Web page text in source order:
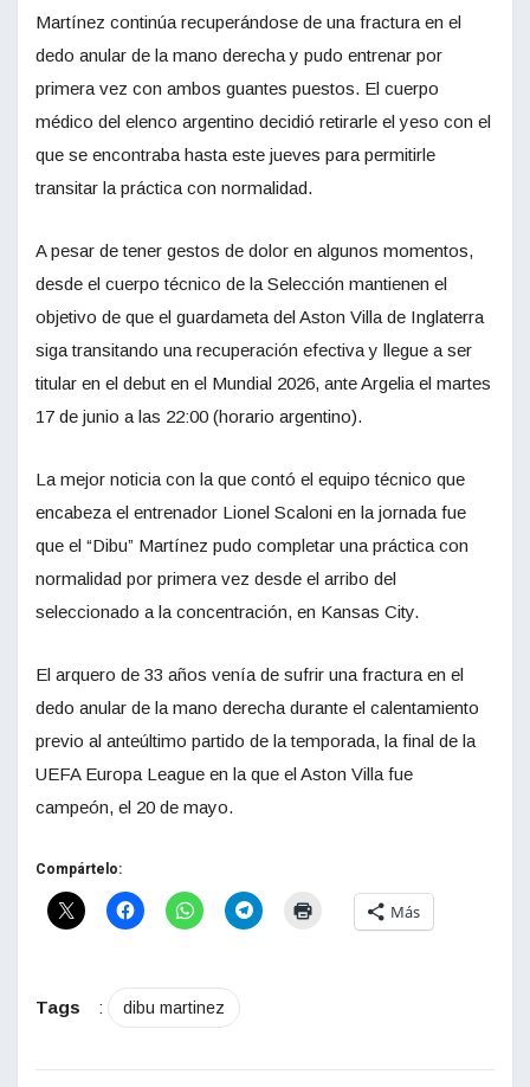
Martínez continúa recuperándose de una fractura en el
dedo anular de la mano derecha y pudo entrenar por
primera vez con ambos guantes puestos. El cuerpo
médico del elenco argentino decidió retirarle el yeso con el
que se encontraba hasta este jueves para permitirle
transitar la práctica con normalidad.
A pesar de tener gestos de dolor en algunos momentos,
desde el cuerpo técnico de la Selección mantienen el
objetivo de que el guardameta del Aston Villa de Inglaterra
siga transitando una recuperación efectiva y llegue a ser
titular en el debut en el Mundial 2026, ante Argelia el martes
17 de junio a las 22:00 (horario argentino).
La mejor noticia con la que contó el equipo técnico que
encabeza el entrenador Lionel Scaloni en la jornada fue
que el “Dibu” Martínez pudo completar una práctica con
normalidad por primera vez desde el arribo del
seleccionado a la concentración, en Kansas City.
El arquero de 33 años venía de sufrir una fractura en el
dedo anular de la mano derecha durante el calentamiento
previo al anteúltimo partido de la temporada, la final de la
UEFA Europa League en la que el Aston Villa fue
campeón, el 20 de mayo.
Compártelo:
Más
Tags : dibu martinez